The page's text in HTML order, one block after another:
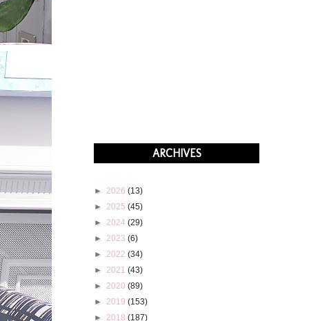
ARCHIVES
► 2026 (13)
► 2025 (45)
► 2024 (29)
► 2023 (6)
► 2022 (34)
► 2021 (43)
► 2020 (89)
► 2019 (153)
► 2018 (187)